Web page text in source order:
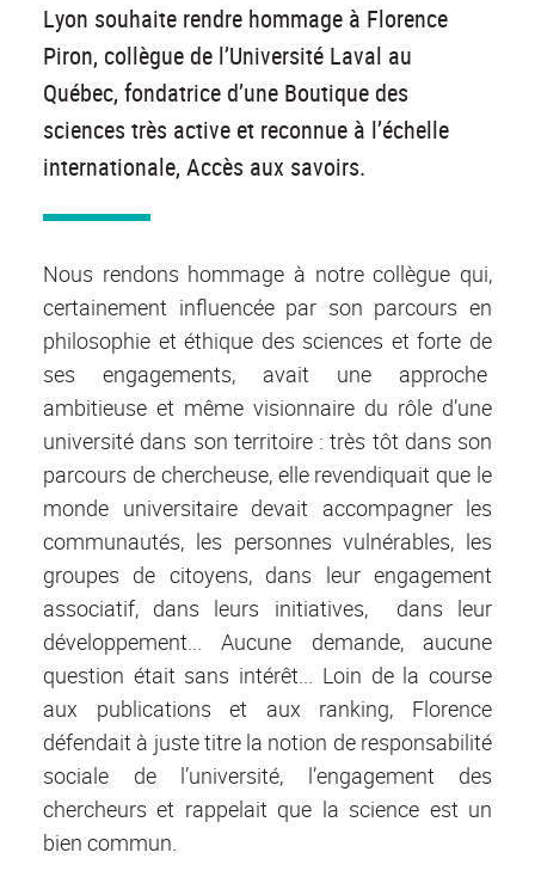
Lyon souhaite rendre hommage à Florence
Piron, collègue de l’Université Laval au
Québec, fondatrice d’une Boutique des
sciences très active et reconnue à l’échelle
internationale, Accès aux savoirs.
Nous rendons hommage à notre collègue qui,
certainement influencée par son parcours en
philosophie et éthique des sciences et forte de
ses engagements, avait une approche
ambitieuse et même visionnaire du rôle d’une
université dans son territoire : très tôt dans son
parcours de chercheuse, elle revendiquait que le
monde universitaire devait accompagner les
communautés, les personnes vulnérables, les
groupes de citoyens, dans leur engagement
associatif, dans leurs initiatives, dans leur
développement... Aucune demande, aucune
question était sans intérêt... Loin de la course
aux publications et aux ranking, Florence
défendait à juste titre la notion de responsabilité
sociale de l’université, l’engagement des
chercheurs et rappelait que la science est un
bien commun.